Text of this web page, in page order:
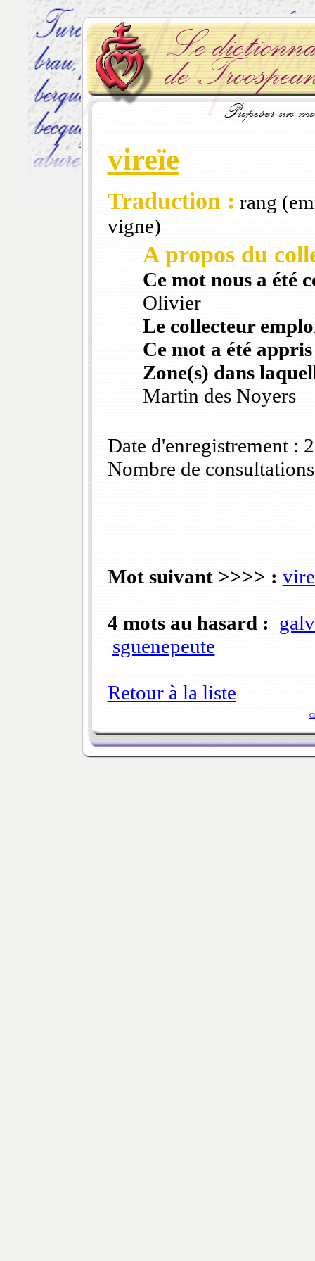
vireïe
Traduction : rang
vigne)
A propos du
Ce mot nous a été
Olivier
Le collecteur
Ce mot a été
Zone(s) dans
Martin des Noyers
Date d'enregistrement :
Nombre de
Mot suivant >>>> :
4 mots au hasard :
sguenepeute
Retour à la liste